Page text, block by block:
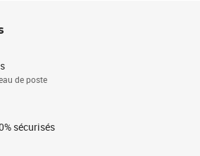
de poste
sécurisés